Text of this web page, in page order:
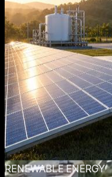
RENEWABLE ENERGY